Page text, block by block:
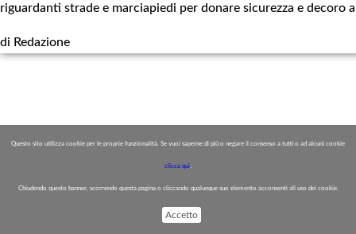
Questo sito utilizza cookie per le proprie funzionalità. Se vuoi saperne di più o negare il consenso a tutti o ad alcuni cookie
clicca qui.
Chiudendo questo banner, scorrendo questa pagina o cliccando qualunque suo elemento acconsenti all uso dei cookie.
Accetto
riguardanti strade e marciapiedi per donare sicurezza e decoro
di Redazione